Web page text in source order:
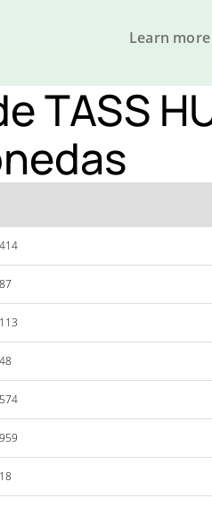
Learn more
TASS